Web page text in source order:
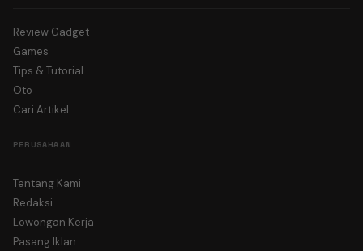
Review Gadget
Games
Tips & Tutorial
Oto
Cari Artikel
PERUSAHAAN
Tentang Kami
Redaksi
Lowongan Kerja
Pasang Iklan